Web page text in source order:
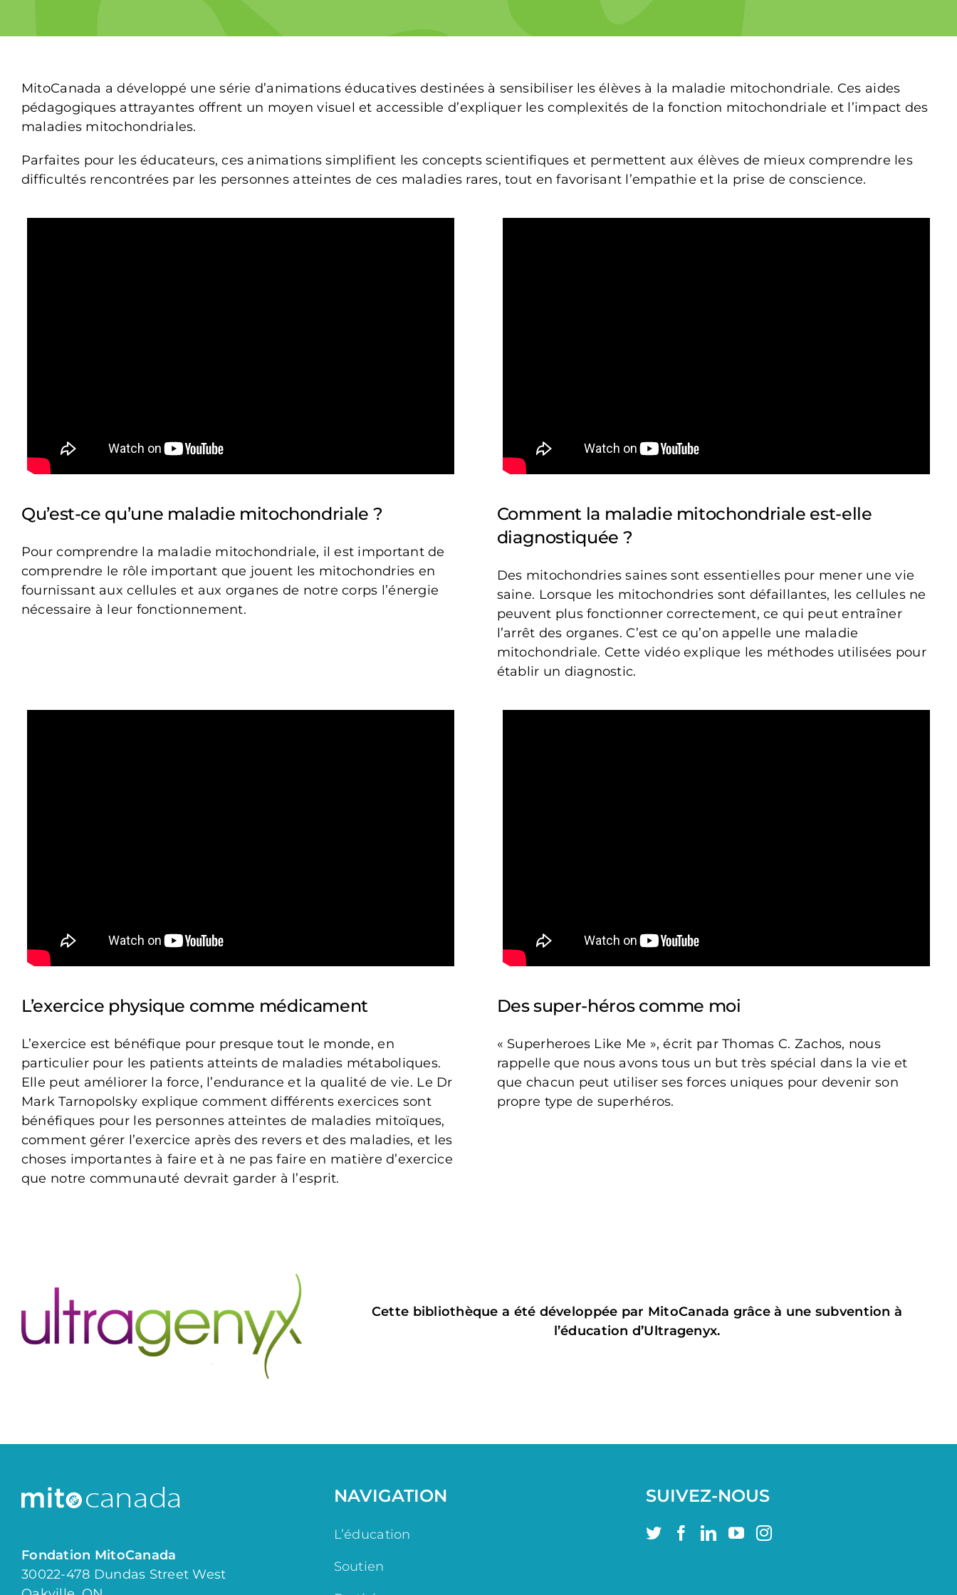
MitoCanada a développé une série d’animations éducatives destinées à sensibiliser les élèves à la maladie mitochondriale. Ces aides
pédagogiques attrayantes offrent un moyen visuel et accessible d’expliquer les complexités de la fonction mitochondriale et l’impact des
maladies mitochondriales.
Parfaites pour les éducateurs, ces animations simplifient les concepts scientifiques et permettent aux élèves de mieux comprendre les
difficultés rencontrées par les personnes atteintes de ces maladies rares, tout en favorisant l’empathie et la prise de conscience.
Qu’est-ce qu’une maladie mitochondriale ?
Pour comprendre la maladie mitochondriale, il est important de
comprendre le rôle important que jouent les mitochondries en
fournissant aux cellules et aux organes de notre corps l’énergie
nécessaire à leur fonctionnement.
Comment la maladie mitochondriale est-elle
diagnostiquée ?
Des mitochondries saines sont essentielles pour mener une vie
saine. Lorsque les mitochondries sont défaillantes, les cellules ne
peuvent plus fonctionner correctement, ce qui peut entraîner
l’arrêt des organes. C’est ce qu’on appelle une maladie
mitochondriale. Cette vidéo explique les méthodes utilisées pour
établir un diagnostic.
L’exercice physique comme médicament
L’exercice est bénéfique pour presque tout le monde, en
particulier pour les patients atteints de maladies métaboliques.
Elle peut améliorer la force, l’endurance et la qualité de vie. Le Dr
Mark Tarnopolsky explique comment différents exercices sont
bénéfiques pour les personnes atteintes de maladies mitoïques,
comment gérer l’exercice après des revers et des maladies, et les
choses importantes à faire et à ne pas faire en matière d’exercice
que notre communauté devrait garder à l’esprit.
Des super-héros comme moi
« Superheroes Like Me », écrit par Thomas C. Zachos, nous
rappelle que nous avons tous un but très spécial dans la vie et
que chacun peut utiliser ses forces uniques pour devenir son
propre type de superhéros.
Cette bibliothèque a été développée par MitoCanada grâce à une subvention à
l’éducation d’Ultragenyx.
Fondation MitoCanada
30022-478 Dundas Street West
NAVIGATION
L’éducation
Soutien
SUIVEZ-NOUS